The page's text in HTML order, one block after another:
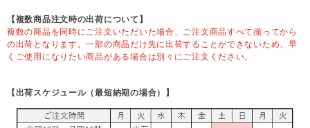
【複数商品注文時の出荷について】
複数の商品を同時にご注文いただいた場合、ご注文商品すべて揃ってから
の出荷となります。一部の商品だけ先に出荷することができないため、早
くご使用になりたい商品がある場合は別々にご注文ください。
【出荷スケジュール（最短納期の場合）】